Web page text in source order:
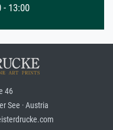
- 13:00
46
See · Austria